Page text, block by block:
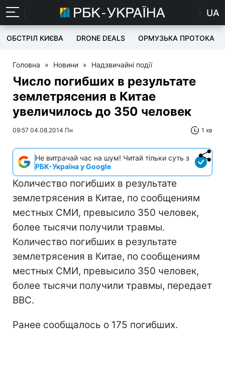
UA
ОБСТРІЛ КИЄВА DRONE DEALS ОРМУЗЬКА ПРОТОКА
Головна » Новини » Надзвичайні події
Число погибших в результате
землетрясения в Китае
увеличилось до 350 человек
09:57 04.08.2014 Пн 1 хв
Не витрачай час на шум! Читай тільки суть з
РБК-Україна у Google
Количество погибших в результате
землетрясения в Китае, по сообщениям
местных СМИ, превысило 350 человек,
более тысячи получили травмы.
Количество погибших в результате
землетрясения в Китае, по сообщениям
местных СМИ, превысило 350 человек,
более тысячи получили травмы, передает
ВВС.
Ранее сообщалось о 175 погибших.